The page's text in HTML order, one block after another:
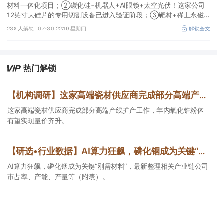
材料一体化项目；②碳化硅+机器人+AI眼镜+太空光伏！这家公司
12英寸大硅片的专用切割设备已进入验证阶段；③靶材+稀土永磁
+光纤+先进封装！公司12英寸高纯钽靶材在先进存储领域通过验证
并大批量应用。
238 人解锁 ·07-30 22:19 星期四 解锁全文
热门解锁
【机构调研】这家高端瓷材供应商完成部分高端产线扩产，年内氧化锆粉体有望实现量价齐升
这家高端瓷材供应商完成部分高端产线扩产工作，年内氧化锆粉体
有望实现量价齐升。
【研选•行业数据】AI算力狂飙，磷化铟成为关键“刚需材料”，最新整理相关产业链公司市占率、产能、产量等（附表）
AI算力狂飙，磷化铟成为关键“刚需材料”，最新整理相关产业链公司
市占率、产能、产量等（附表）。